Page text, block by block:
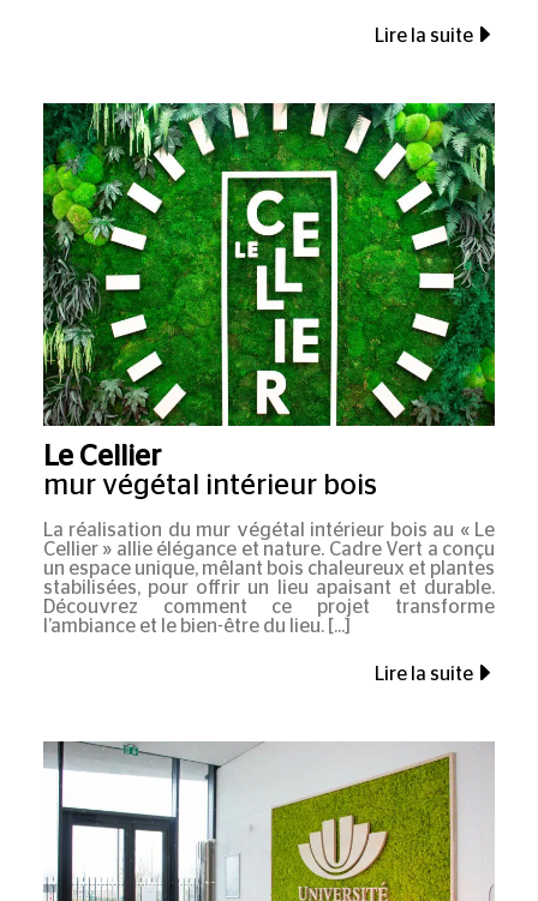
Lire la suite
Le Cellier
mur végétal intérieur bois
La réalisation du mur végétal intérieur bois au « Le
Cellier » allie élégance et nature. Cadre Vert a conçu
un espace unique, mêlant bois chaleureux et plantes
stabilisées, pour offrir un lieu apaisant et durable.
Découvrez comment ce projet transforme
l’ambiance et le bien-être du lieu.
Lire la suite